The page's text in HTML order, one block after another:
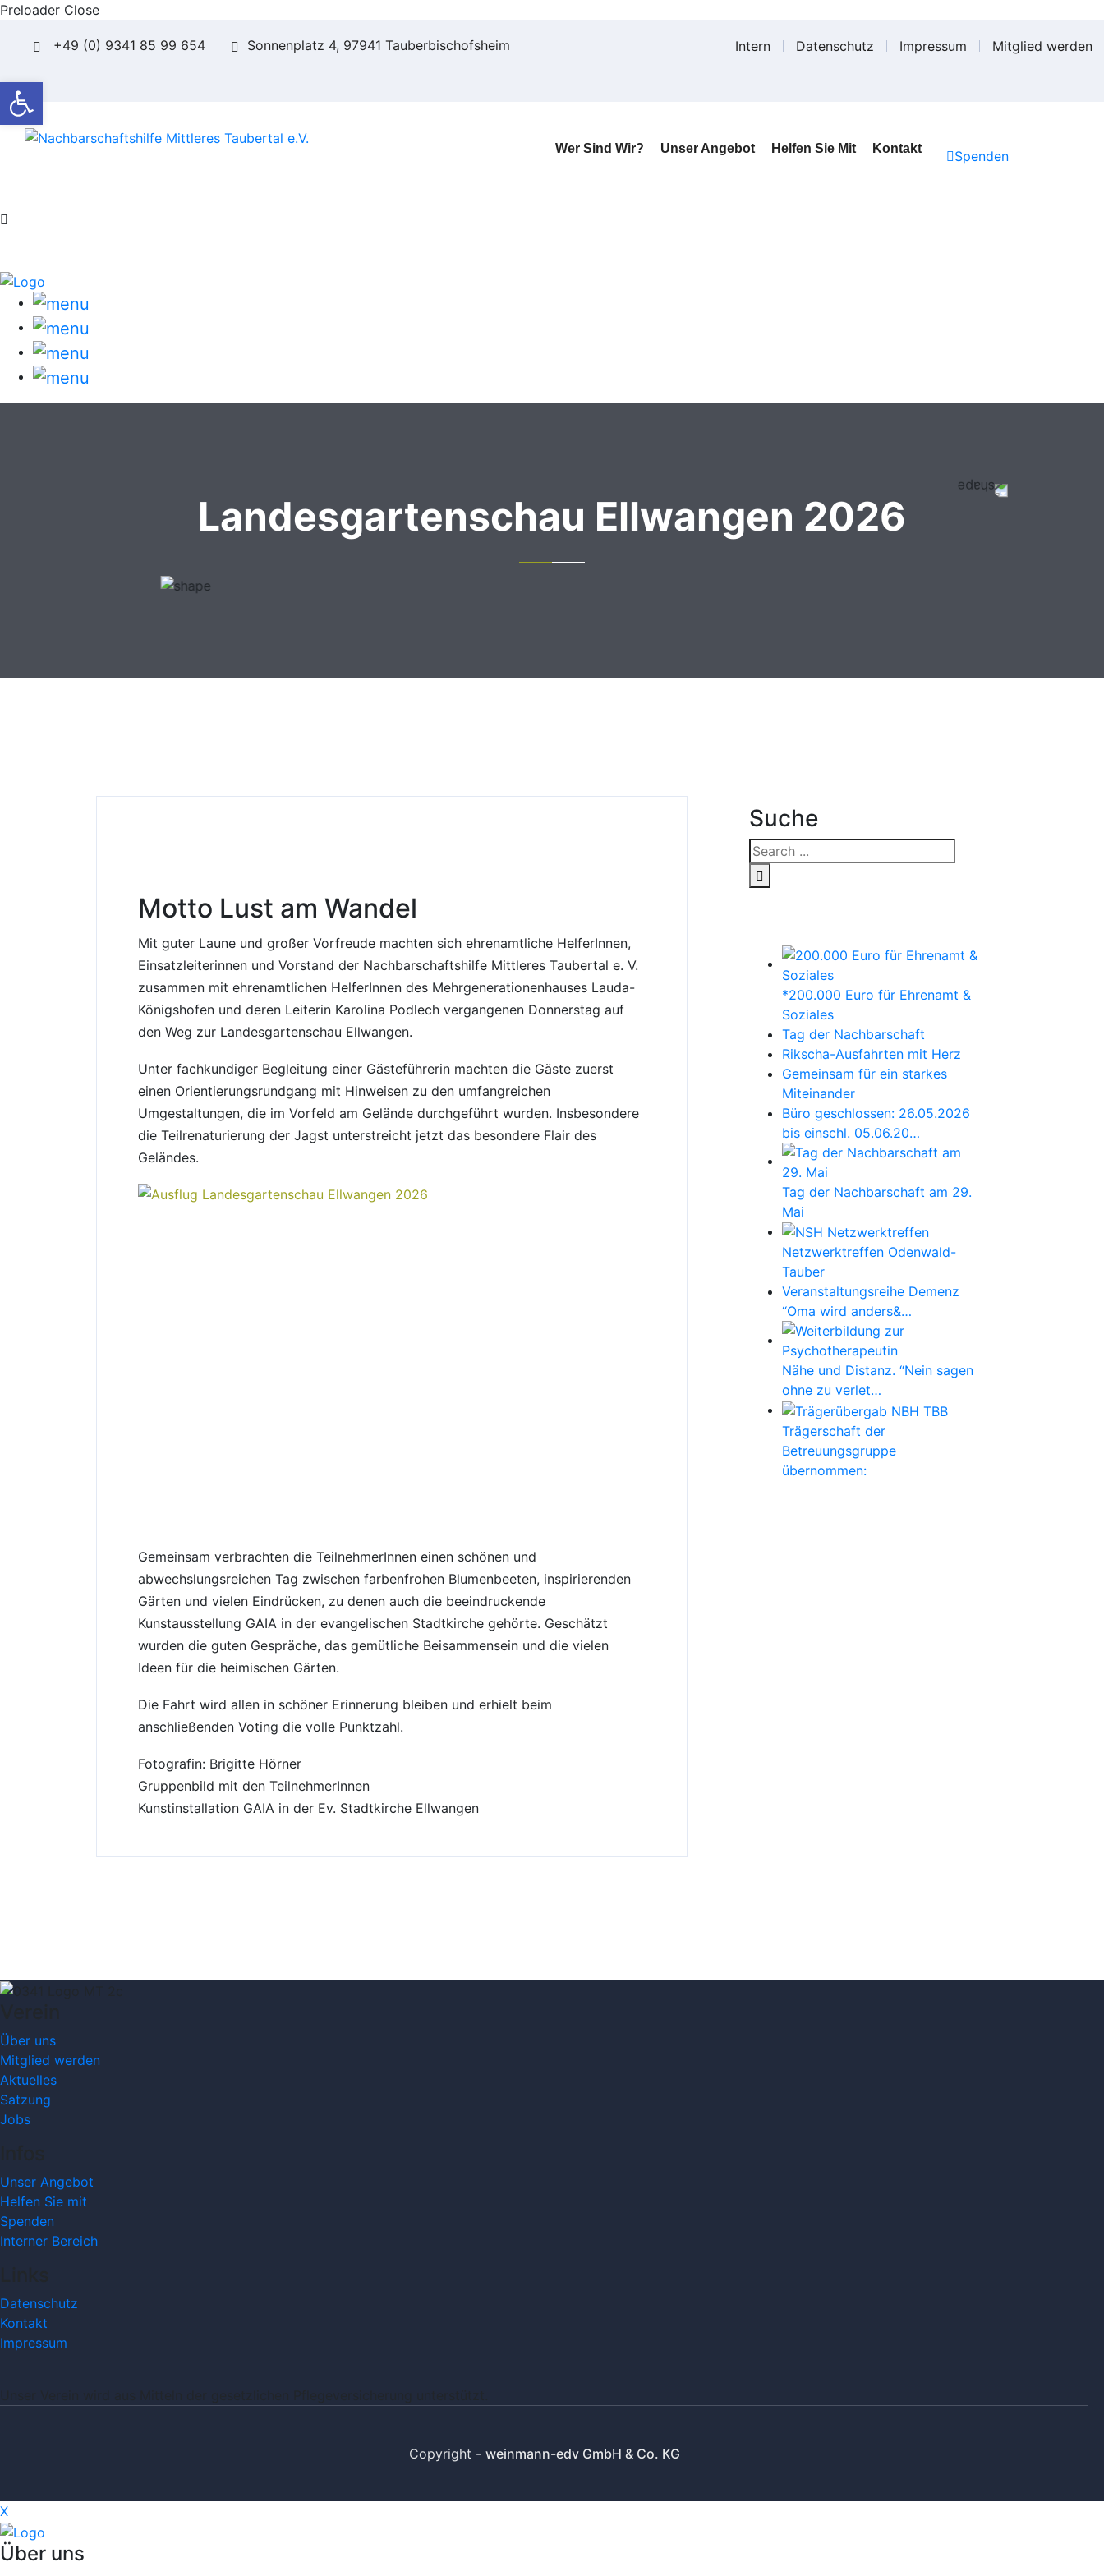
Preloader Close
+49 (0) 9341 85 99 654 Sonnenplatz 4, 97941 Tauberbischofsheim Intern Datenschutz Impressum Mitglied werden
Wer Sind Wir? Unser Angebot Helfen Sie Mit Kontakt Spenden
Landesgartenschau Ellwangen 2026
Motto Lust am Wandel
Mit guter Laune und großer Vorfreude machten sich ehrenamtliche HelferInnen,
Einsatzleiterinnen und Vorstand der Nachbarschaftshilfe Mittleres Taubertal e. V.
zusammen mit ehrenamtlichen HelferInnen des Mehrgenerationenhauses Lauda-
Königshofen und deren Leiterin Karolina Podlech vergangenen Donnerstag auf
den Weg zur Landesgartenschau Ellwangen.
Unter fachkundiger Begleitung einer Gästeführerin machten die Gäste zuerst
einen Orientierungsrundgang mit Hinweisen zu den umfangreichen
Umgestaltungen, die im Vorfeld am Gelände durchgeführt wurden. Insbesondere
die Teilrenaturierung der Jagst unterstreicht jetzt das besondere Flair des
Geländes.
Gemeinsam verbrachten die TeilnehmerInnen einen schönen und
abwechslungsreichen Tag zwischen farbenfrohen Blumenbeeten, inspirierenden
Gärten und vielen Eindrücken, zu denen auch die beeindruckende
Kunstausstellung GAIA in der evangelischen Stadtkirche gehörte. Geschätzt
wurden die guten Gespräche, das gemütliche Beisammensein und die vielen
Ideen für die heimischen Gärten.
Die Fahrt wird allen in schöner Erinnerung bleiben und erhielt beim
anschließenden Voting die volle Punktzahl.
Fotografin: Brigitte Hörner
Gruppenbild mit den TeilnehmerInnen
Kunstinstallation GAIA in der Ev. Stadtkirche Ellwangen
Suche
*200.000 Euro für Ehrenamt &
Soziales
Tag der Nachbarschaft
Rikscha-Ausfahrten mit Herz
Gemeinsam für ein starkes
Miteinander
Büro geschlossen: 26.05.2026
bis einschl. 05.06.20…
Tag der Nachbarschaft am 29.
Mai
Netzwerktreffen Odenwald-
Tauber
Veranstaltungsreihe Demenz
“Oma wird anders&…
Nähe und Distanz. “Nein sagen
ohne zu verlet…
Trägerschaft der
Betreuungsgruppe
übernommen:
Über uns
Mitglied werden
Aktuelles
Satzung
Jobs
Unser Angebot
Helfen Sie mit
Spenden
Interner Bereich
Datenschutz
Kontakt
Impressum
Copyright - weinmann-edv GmbH & Co. KG
X
Über uns
Werkzeugleiste öffnen